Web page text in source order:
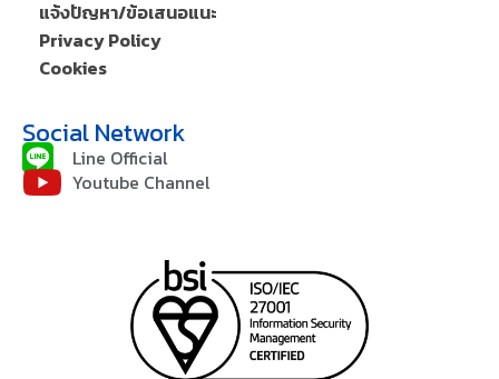
แจ้งปัญหา/ข้อเสนอแนะ
Privacy Policy
Cookies
Social Network
Line Official
Youtube Channel